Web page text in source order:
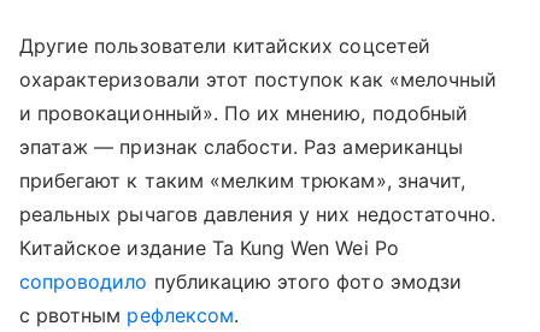
Другие пользователи китайских соцсетей
охарактеризовали этот поступок как «мелочный
и провокационный». По их мнению, подобный
эпатаж — признак слабости. Раз американцы
прибегают к таким «мелким трюкам», значит,
реальных рычагов давления у них недостаточно.
Китайское издание Ta Kung Wen Wei Po
сопроводило публикацию этого фото эмодзи
с рвотным рефлексом.